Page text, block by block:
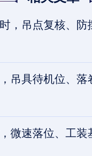
吊点复核、防摆
吊具待机位、
微速落位、工